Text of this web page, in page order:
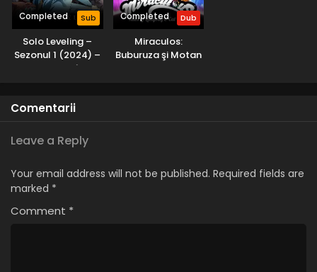
Eps 5 - Suflet divin - 31 May, 2025
Regele Shaman (2021) – Sezonul 1 Episodul 4 –
Cel mai bun loc
Eps 3 - Anna și Tao Jun - 25 May, 2025
Regele Shaman (2021) – Sezonul 1 Episodul 2 –
Un alt Shaman
Completed Sub
Solo Leveling –
Sezonul 1 (2024) –
Subtitrat în
Completed Dub
Miraculos:
Buburuza şi Motan
Comentarii
Leave a Reply
Your email address will not be published. Required fields are
marked *
Comment *